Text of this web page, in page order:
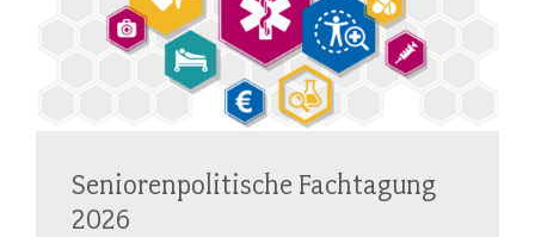
Seniorenpolitische Fachtagung
2026